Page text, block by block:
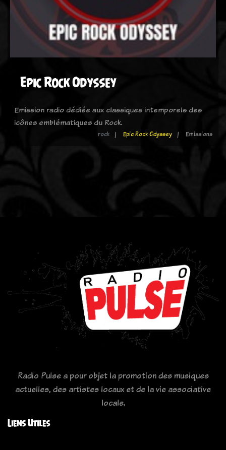
Epic Rock Odyssey
Emission radio dédiée aux classiques intemporels des
icônes emblématiques du Rock.
rock Epic Rock Odyssey Emissions
Radio Pulse a pour objet la promotion des musiques
actuelles, des artistes locaux et de la vie associative
locale.
Liens Utiles